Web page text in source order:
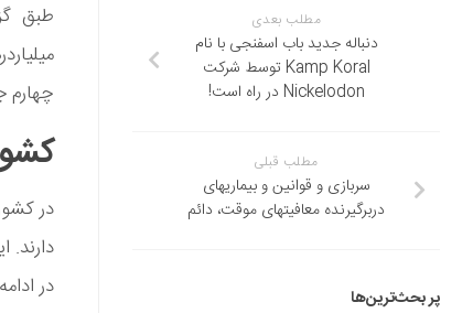
چهارم
در
مطلب بعدی
دنباله جدید باب اسفنجی با نام
Kamp Koral توسط شرکت
Nickelodon در راه است!
مطلب قبلی
سربازی و قوانین و بیماری‎های
دربرگیرنده معافیت‎های موقت، دائم
پر بحث‌ترین‌ها